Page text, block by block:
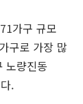
가구 규모
구로 가장 많
노량진동
.